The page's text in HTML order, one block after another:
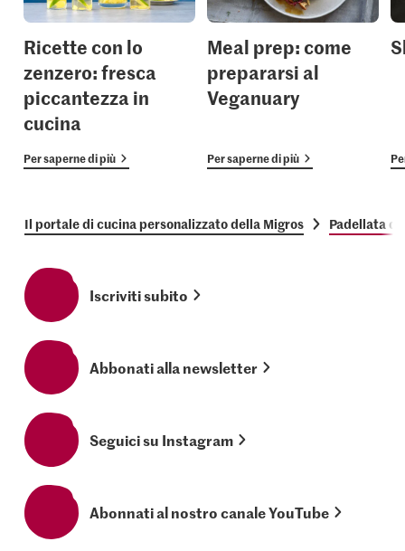
Ricette con lo
zenzero: fresca
piccantezza in
cucina
Per saperne di più
Meal prep: come
prepararsi al
Veganuary
Per saperne di più
Il portale di cucina personalizzato della Migros Padellata di
Iscriviti subito
Abbonati alla newsletter
Seguici su Instagram
Abonnati al nostro canale YouTube